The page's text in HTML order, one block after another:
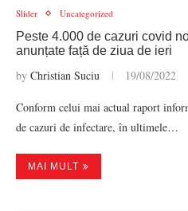
Slider Uncategorized
Peste 4.000 de cazuri covid
anunțate față de ziua de ieri
by Christian Suciu 19/08/2022
Conform celui mai actual raport
de cazuri de infectare, în ultimele…
MAI MULT